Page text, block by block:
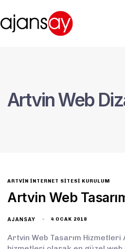
Artvin Web
ARTVIN İNTERNET SITESI KURULUM
Artvin Web
AJANSAY 4 OCAK 2018
Artvin Web Tasarım Hizmetleri